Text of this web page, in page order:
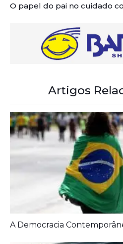
O papel do pai no cuidado
Artigos